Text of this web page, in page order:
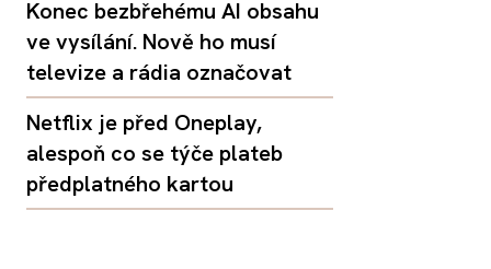
Konec bezbřehému AI obsahu
ve vysílání. Nově ho musí
televize a rádia označovat
Netflix je před Oneplay,
alespoň co se týče plateb
předplatného kartou